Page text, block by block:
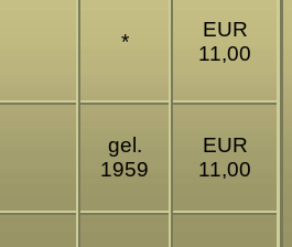
*
EUR
11,00
gel.
1959
EUR
11,00